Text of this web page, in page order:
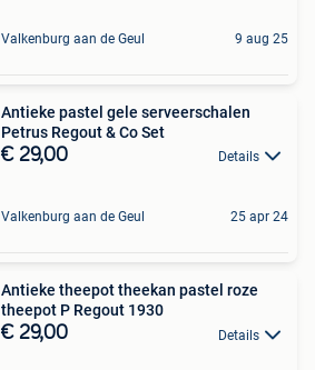
Valkenburg aan de Geul 9 aug 25
Antieke pastel gele serveerschalen
Petrus Regout & Co Set
€ 29,00 Details
Valkenburg aan de Geul 25 apr 24
Antieke theepot theekan pastel roze
theepot P Regout 1930
€ 29,00 Details